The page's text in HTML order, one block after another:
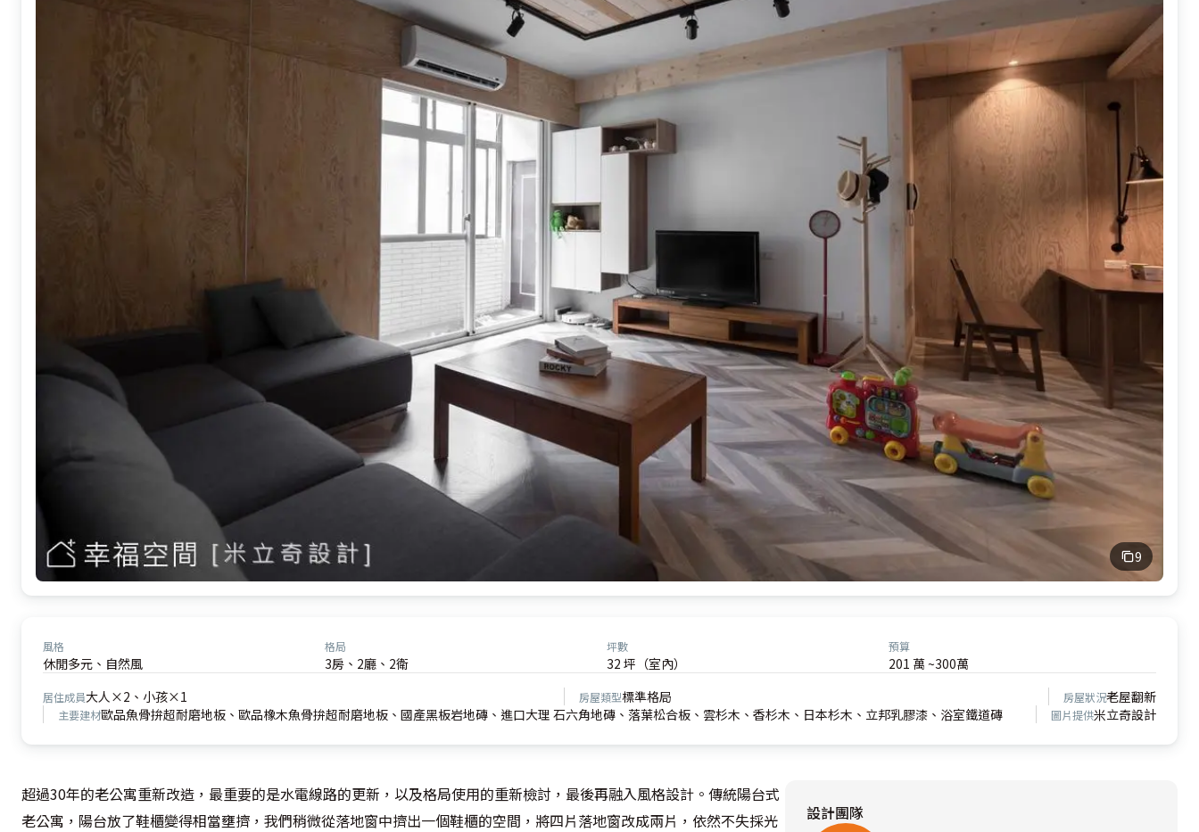
9
風格
休閒多元、自然風
格局
3房、2廳、2衛
坪數
32 坪（室內）
預算
201 萬 ~300萬
居住成員大人×2、小孩×1 房屋類型標準格局 房屋狀況老屋翻新
主要建材歐品魚骨拚超耐磨地板、歐品橡木魚骨拚超耐磨地板、國產黑板岩地磚、進口大理 石六角地磚、落葉松合板、雲杉木、香杉木、日本杉木、立邦乳膠漆、浴室鐵道磚 圖片提供米立奇設計
超過30年的老公寓重新改造，最重要的是水電線路的更新，以及格局使用的重新檢討，最後再融入風格設計。傳統陽台式
老公寓，陽台放了鞋櫃變得相當壅擠，我們稍微從落地窗中擠出一個鞋櫃的空間，將四片落地窗改成兩片，依然不失採光
設計團隊